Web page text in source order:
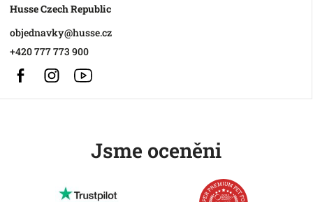
Husse Czech Republic
objednavky@husse.cz
+420 777 773 900
FacebookInstagram
Jsme oceněni